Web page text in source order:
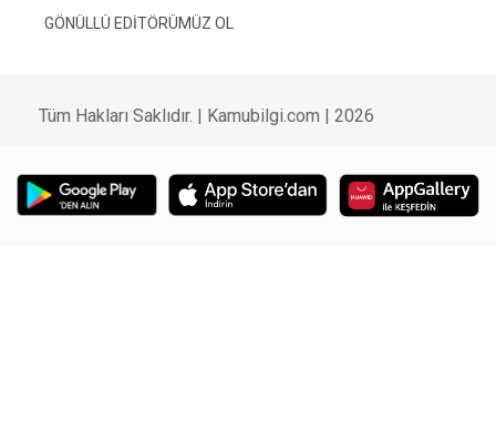
GÖNÜLLÜ EDİTÖRÜMÜZ OL
Tüm Hakları Saklıdır. | Kamubilgi.com | 2026